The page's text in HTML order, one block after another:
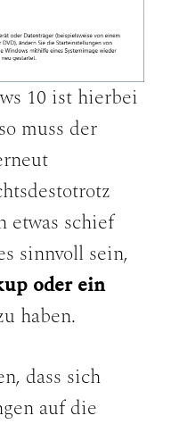
10 ist hierbei
muss der
etwas schief
sinnvoll sein,
oder ein
haben.
dass sich
auf die